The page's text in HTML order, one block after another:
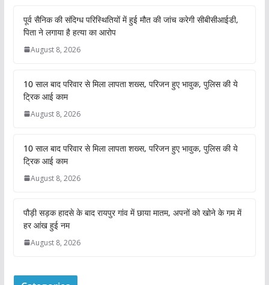
पूर्व सैनिक की संदिग्ध परिस्थितियों में हुई मौत की जांच करेगी सीबीसीआईडी,
पिता ने लगाया है हत्या का आरोप
August 8, 2026
10 साल बाद परिवार से मिला लापता शख्स, परिजन हुए भावुक, पुलिस की ये
ट्रिक आई काम
August 8, 2026
10 साल बाद परिवार से मिला लापता शख्स, परिजन हुए भावुक, पुलिस की ये
ट्रिक आई काम
August 8, 2026
पौड़ी सड़क हादसे के बाद रायपुर गांव में छाया मातम, अपनों को खोने के गम में
हर आंख हुई नम
August 8, 2026